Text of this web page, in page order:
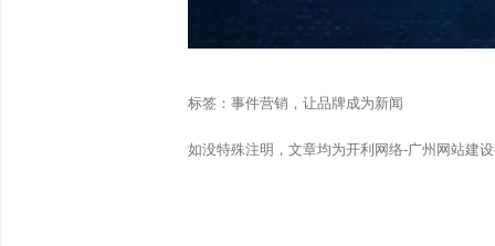
标签： 事件营销，让品牌成为新闻
如没特殊注明，文章均为开利网络-广州网站建